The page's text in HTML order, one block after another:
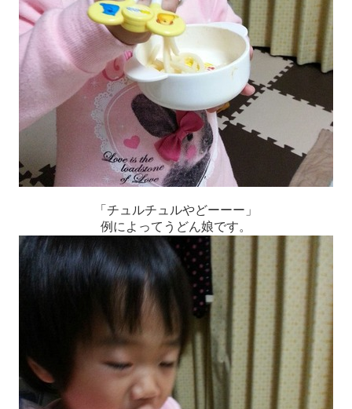
「チュルチュルやどーーー」
例によってうどん娘です。